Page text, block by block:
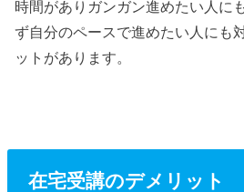
時間がありガンガン進めたい人に
ず自分のペースで進めたい人にも
ットがあります。
在宅受講のデメリット